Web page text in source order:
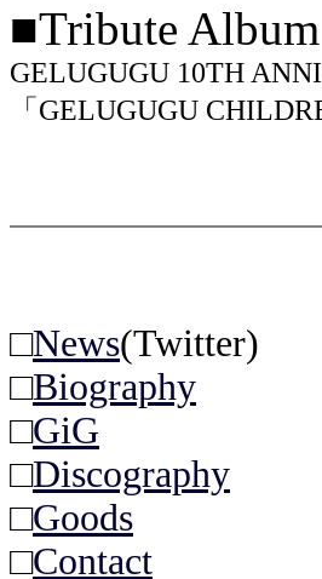
■Tribute Album
GELUGUGU 10TH
「GELUGUGU
□News(Twitter)
□Biography
□GiG
□Discography
□Goods
□Contact